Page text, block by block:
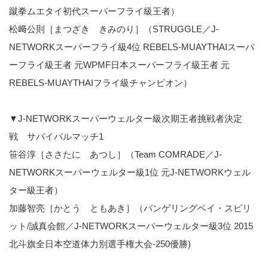
蹴拳ムエタイ初代スーパーフライ級王者）
松﨑公則［まつざき きみのり］（STRUGGLE／J-
NETWORKスーパーフライ級4位 REBELS-MUAYTHAIスーパ
ーフライ級王者 元WPMF日本スーパーフライ級王者 元
REBELS-MUAYTHAIフライ級チャンピオン）
▼J-NETWORKスーパーウェルター級次期王者挑戦者決定
戦 サバイバルマッチ1
笹谷淳［ささたに あつし］（Team COMRADE／J-
NETWORKスーパーウェルター級1位 元J-NETWORKウェル
ター級王者）
加藤智亮［かとう ともあき］（バンゲリングベイ・スピリ
ット/誠真会館／J-NETWORKスーパーウェルター級3位 2015
北斗旗全日本空道体力別選手権大会-250優勝)